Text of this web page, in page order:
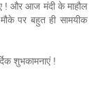
! और आज मंदी के माहौल
पर बहुत ही सामयीक
शुभकामनाएं !